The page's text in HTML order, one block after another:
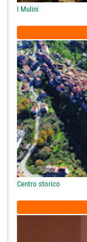
I Mulini
Centro storico